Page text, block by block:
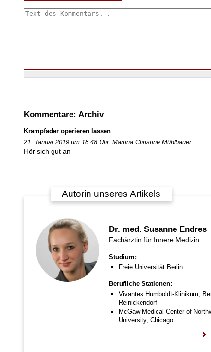
Kommentare: Archiv
Krampfader operieren lassen
21. Januar 2019 um 18:48 Uhr, Martina Christine Mühlbauer
Hör sich gut an
Autorin unseres Artikels
Dr. med. Susanne Endres
Fachärztin für Innere Medizin
Studium:
Freie Universität Berlin
Berufliche Stationen:
Vivantes Humboldt-Klinikum,
Reinickendorf
McGaw Medical Center of
University, Chicago